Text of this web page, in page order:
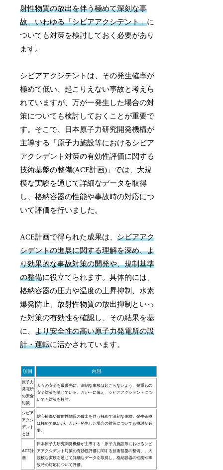
射性物質の放出を伴う極めて深刻な事
故、いわゆる「シビアアクシデント」に
ついても対策を検討しておく必要があり
ます。
シビアアクシデントは、その発生確率が
極めて低い、起こりえない事故と考えら
れていますが、万が一発生した場合の対
策についても検討しておくことが重要で
す。そこで、日本原子力研究開発機構が
主導する「原子力施設等におけるシビア
アクシデント対策の有効性評価に関する
技術基盤の整備(ACE計画)」では、大規
模な実験を通じて詳細なデータを取得
し、格納容器の性能や事故時の対応につ
いて評価を行いました。
ACE計画で得られた成果は、シビアアク
シデントの進展に関する理解を深め、よ
り効果的な事故対策の開発や、規制基準
の整備に役立てられます。具体的には、
格納容器の圧力や温度の上昇抑制、水素
爆発防止、放射性物質の放出抑制といっ
た対策の有効性を確認し、その結果を基
に、より安全性の高い原子力発電所の設
計・運転に活かされています。
項目 内容
原子力
発電所
の安全
対策
人々の安全を最優先に、深刻な事故は起こらないよう、幾重もの
安全対策を講じている。万が一に備え、シビアアクシデントにつ
いても対策を検討。
シビア
アクシ
デント
とは
炉心損傷や放射性物質の放出を伴う極めて深刻な事故。発生確率
は極めて低いが、万が一発生した場合の対策についても検討が必
要。
ACE計
画
日本原子力研究開発機構が主導する「原子力施設等におけるシビ
アアクシデント対策の有効性評価に関する技術基盤の整備」。大
規模な実験を通じて詳細なデータを取得し、格納容器の性能や事
故時の対応について評価。